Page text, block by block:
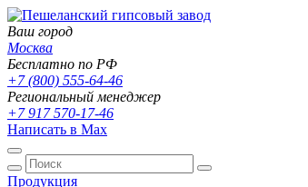
Ваш город
Москва
Бесплатно по РФ
+7 (800) 555-64-46
Региональный менеджер
+7 917 570-17-46
Написать в Max
Продукция